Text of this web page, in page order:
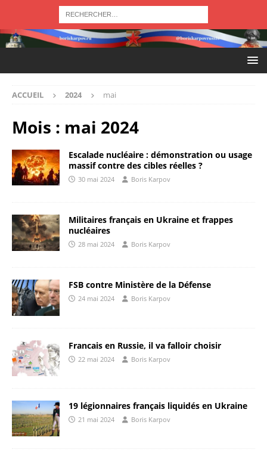
ACCUEIL 2024 mai
Mois : mai 2024
Escalade nucléaire : démonstration ou usage
massif contre des cibles réelles ?
30 mai 2024 Boris Karpov
Militaires français en Ukraine et frappes
nucléaires
28 mai 2024 Boris Karpov
FSB contre Ministère de la Défense
24 mai 2024 Boris Karpov
Francais en Russie, il va falloir choisir
22 mai 2024 Boris Karpov
19 légionnaires français liquidés en Ukraine
21 mai 2024 Boris Karpov